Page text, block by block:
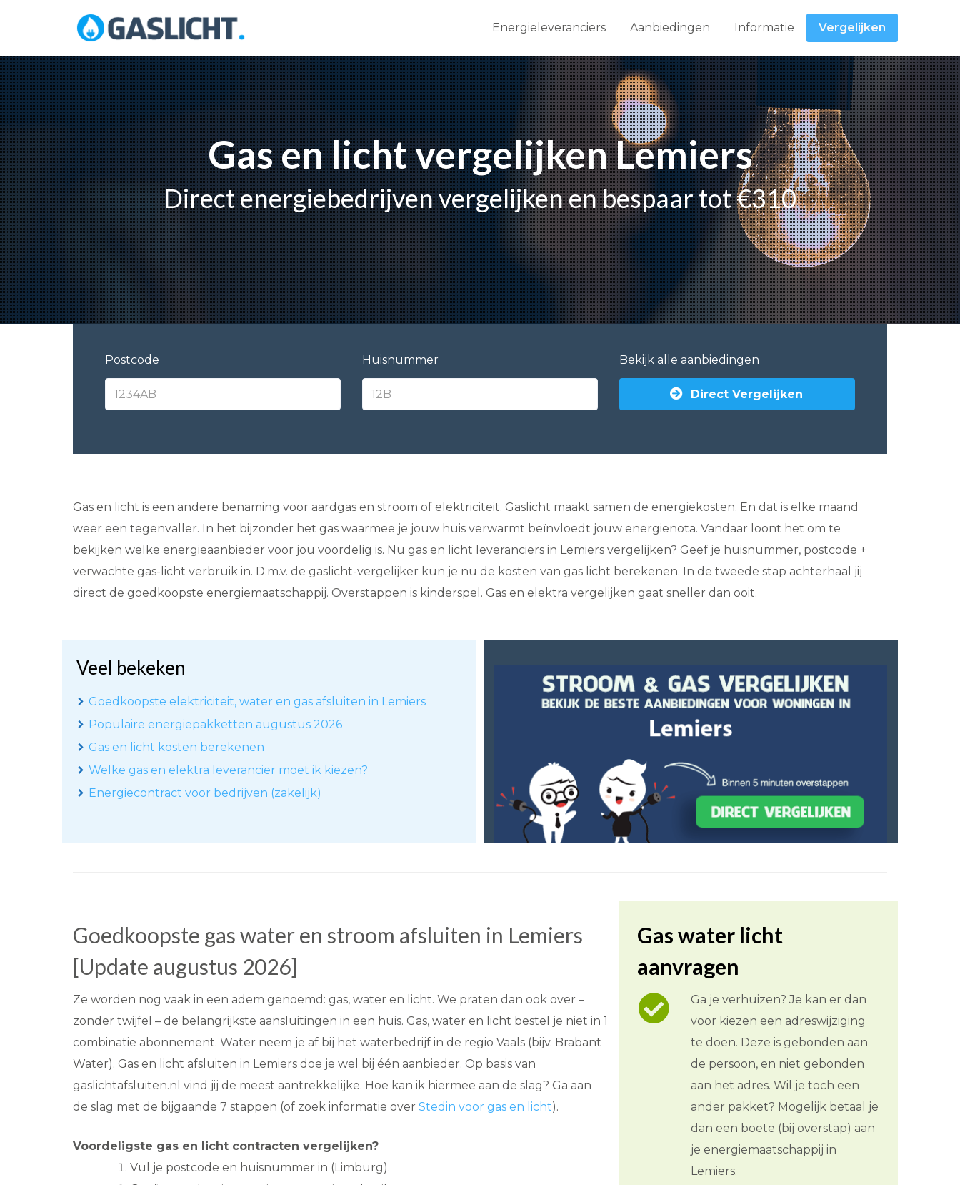
Energieleveranciers Aanbiedingen Informatie Vergelijken
Skip
to
content
Gas en licht vergelijken Lemiers
Direct energiebedrijven vergelijken en bespaar tot €310
Postcode Huisnummer Bekijk alle aanbiedingen
Direct Vergelijken
Gas en licht is een andere benaming voor aardgas en stroom of elektriciteit. Gaslicht maakt samen de energiekosten. En dat is elke maand
weer een tegenvaller. In het bijzonder het gas waarmee je jouw huis verwarmt beïnvloedt jouw energienota. Vandaar loont het om te
bekijken welke energieaanbieder voor jou voordelig is. Nu gas en licht leveranciers in Lemiers vergelijken? Geef je huisnummer, postcode +
verwachte gas-licht verbruik in. D.m.v. de gaslicht-vergelijker kun je nu de kosten van gas licht berekenen. In de tweede stap achterhaal jij
direct de goedkoopste energiemaatschappij. Overstappen is kinderspel. Gas en elektra vergelijken gaat sneller dan ooit.
Veel bekeken
Goedkoopste elektriciteit, water en gas afsluiten in Lemiers
Populaire energiepakketten augustus 2026
Gas en licht kosten berekenen
Welke gas en elektra leverancier moet ik kiezen?
Energiecontract voor bedrijven (zakelijk)
Goedkoopste gas water en stroom afsluiten in Lemiers
[Update augustus 2026]
Ze worden nog vaak in een adem genoemd: gas, water en licht. We praten dan ook over –
zonder twijfel – de belangrijkste aansluitingen in een huis. Gas, water en licht bestel je niet in 1
combinatie abonnement. Water neem je af bij het waterbedrijf in de regio Vaals (bijv. Brabant
Water). Gas en licht afsluiten in Lemiers doe je wel bij één aanbieder. Op basis van
gaslichtafsluiten.nl vind jij de meest aantrekkelijke. Hoe kan ik hiermee aan de slag? Ga aan
de slag met de bijgaande 7 stappen (of zoek informatie over Stedin voor gas en licht).
Voordeligste gas en licht contracten vergelijken?
Vul je postcode en huisnummer in (Limburg).
Gas water licht
aanvragen
Ga je verhuizen? Je kan er dan
voor kiezen een adreswijziging
te doen. Deze is gebonden aan
de persoon, en niet gebonden
aan het adres. Wil je toch een
ander pakket? Mogelijk betaal je
dan een boete (bij overstap) aan
je energiemaatschappij in
Lemiers.